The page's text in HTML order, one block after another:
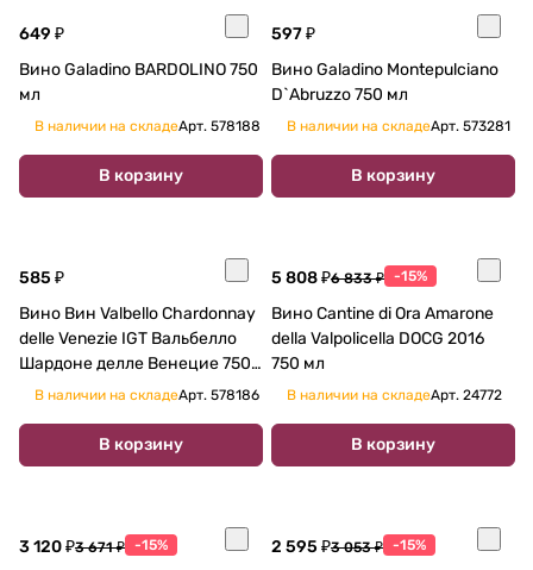
649 ₽
Вино Galadino BARDOLINO 750
мл
В наличии на складеАрт. 578188
В корзину
597 ₽
Вино Galadino Montepulciano
D`Abruzzo 750 мл
В наличии на складеАрт. 573281
В корзину
585 ₽
Вино Вин Valbello Chardonnay
delle Venezie IGT Вальбелло
Шардоне делле Венецие 750
млВ наличии на складеАрт. 578186
В корзину
5 808 ₽6 833 ₽ -15%
Вино Cantine di Ora Amarone
della Valpolicella DOCG 2016
750 мл
В наличии на складеАрт. 24772
В корзину
3 120 ₽3 671 ₽ -15% 2 595 ₽3 053 ₽ -15%